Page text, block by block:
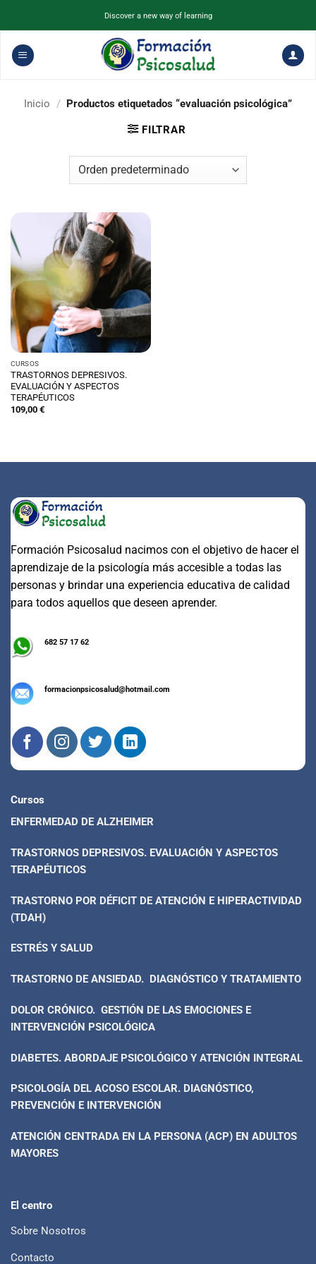
contenido
Discover a new way of learning
Inicio / Productos etiquetados “evaluación psicológica”
FILTRAR
CURSOS
TRASTORNOS DEPRESIVOS.
EVALUACIÓN Y ASPECTOS
TERAPÉUTICOS
109,00 €
Formación Psicosalud nacimos con el objetivo de hacer el
aprendizaje de la psicología más accesible a todas las
personas y brindar una experiencia educativa de calidad
para todos aquellos que deseen aprender.
682 57 17 62
formacionpsicosalud@hotmail.com
Cursos
ENFERMEDAD DE ALZHEIMER
TRASTORNOS DEPRESIVOS. EVALUACIÓN Y ASPECTOS
TERAPÉUTICOS
TRASTORNO POR DÉFICIT DE ATENCIÓN E HIPERACTIVIDAD
(TDAH)
ESTRÉS Y SALUD
TRASTORNO DE ANSIEDAD. DIAGNÓSTICO Y TRATAMIENTO
DOLOR CRÓNICO. GESTIÓN DE LAS EMOCIONES E
INTERVENCIÓN PSICOLÓGICA
DIABETES. ABORDAJE PSICOLÓGICO Y ATENCIÓN INTEGRAL
PSICOLOGÍA DEL ACOSO ESCOLAR. DIAGNÓSTICO,
PREVENCIÓN E INTERVENCIÓN
ATENCIÓN CENTRADA EN LA PERSONA (ACP) EN ADULTOS
MAYORES
El centro
Sobre Nosotros
Contacto